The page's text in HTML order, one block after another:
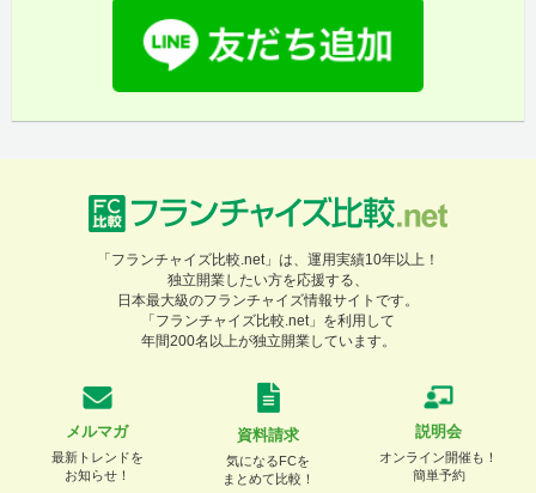
「フランチャイズ比較.net」は、運用実績10年以上！
独立開業したい方を応援する、
日本最大級のフランチャイズ情報サイトです。
「フランチャイズ比較.net」を利用して
年間200名以上が独立開業しています。
メルマガ
最新トレンドを
お知らせ！
資料請求
気になるFCを
まとめて比較！
説明会
オンライン開催も！
簡単予約